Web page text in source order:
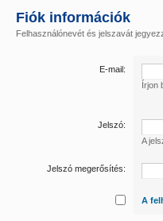
Fiók információk
Felhasználónevét és jelszavát
E-mail:
Írjon
Jelszó:
A
Jelszó megerősítés:
A